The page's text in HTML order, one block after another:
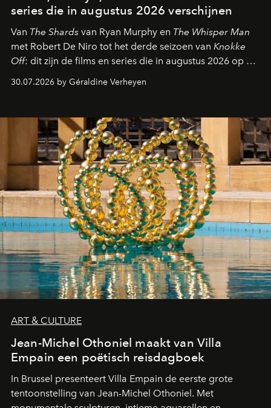
series die in augustus 2026 verschijnen
Van The Shards van Ryan Murphy en The Whisper Man
met Robert De Niro tot het derde seizoen van Knokke
Off: dit zijn de films en series die in augustus 2026 op de
streamingplatformen verschijnen.
30.07.2026 by Géraldine Verheyen
ART & CULTURE
Jean-Michel Othoniel maakt van Villa
Empain een poëtisch reisdagboek
In Brussel presenteert Villa Empain de eerste grote
tentoonstelling van Jean-Michel Othoniel. Met